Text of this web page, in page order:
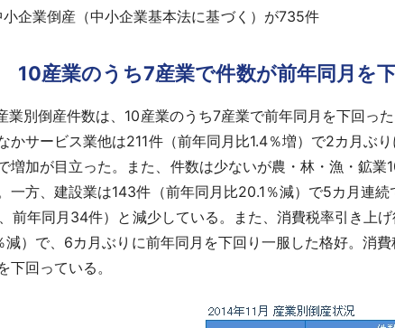
小企業倒産（中小企業基本法に基づく）が735件
10産業のうち7産業で件数が前年同月を
業別倒産件数は、10産業のうち7産業で前年同月を下回った
かサービス業他は211件（前年同月比1.4％増）で2カ月
増加が目立った。また、件数は少ないが農・林・漁・鉱
一方、建設業は143件（前年同月比20.1％減）で5カ月連
前年同月34件）と減少している。また、消費税率引き上
減）で、6カ月ぶりに前年同月を下回り一服した格好。消
下回っている。